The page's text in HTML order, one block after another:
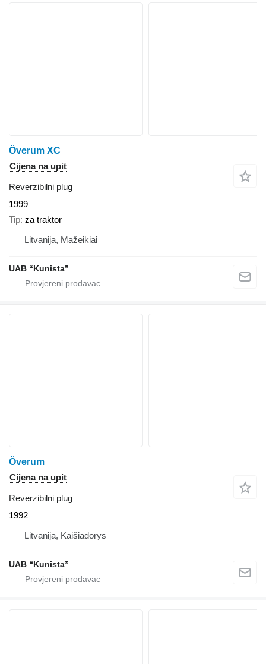
Överum XC
Cijena na upit
Reverzibilni plug
1999
Tip za traktor
Litvanija, Mažeikiai
UAB “Kunista”
Överum
Cijena na upit
Reverzibilni plug
1992
Litvanija, Kaišiadorys
UAB “Kunista”